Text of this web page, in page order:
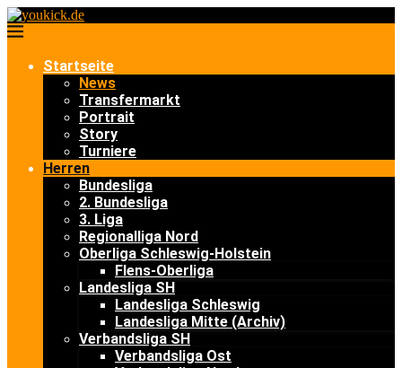
Startseite
News
Transfermarkt
Portrait
Story
Turniere
Herren
Bundesliga
2. Bundesliga
3. Liga
Regionalliga Nord
Oberliga Schleswig-Holstein
Flens-Oberliga
Landesliga SH
Landesliga Schleswig
Landesliga Mitte (Archiv)
Verbandsliga SH
Verbandsliga Ost